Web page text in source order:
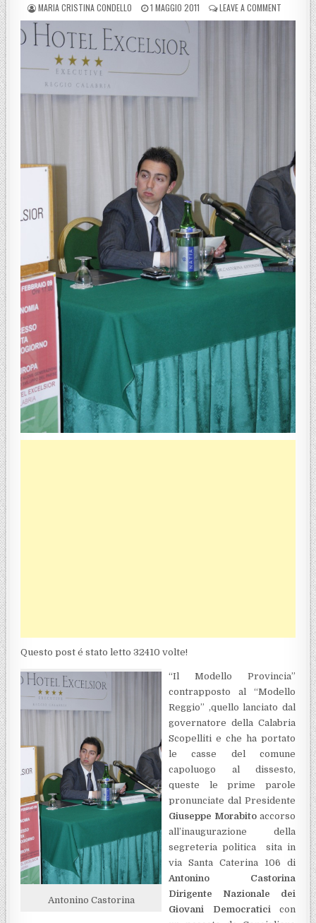
POSTED BY
MARIA CRISTINA CONDELLO POSTED ON
1 MAGGIO 2011 LEAVE A COMMENT ON
Questo post é stato letto 32410 volte!
Antonino Castorina
“Il Modello Provincia”
contrapposto al “Modello
Reggio” ,quello lanciato dal
governatore della Calabria
Scopelliti e che ha portato
le casse del comune
capoluogo al dissesto,
queste le prime parole
pronunciate dal Presidente
Giuseppe Morabito accorso
all’inaugurazione della
segreteria politica sita in
via Santa Caterina 106 di
Antonino Castorina
Dirigente Nazionale dei
Giovani Democraticicon